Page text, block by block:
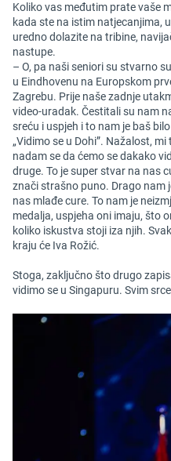
Koliko vas međutim prate vaše
kada ste na istim natjecanjima,
uredno dolazite na tribine,
nastupe.
– O, pa naši seniori su stvarno
u Eindhovenu na Europskom
Zagrebu. Prije naše zadnje
video-uradak. Čestitali su nam
sreću i uspjeh i to nam je baš
„Vidimo se u Dohi”. Nažalost,
nadam se da ćemo se dakako
druge. To je super stvar na nas
znači strašno puno. Drago nam
nas mlađe cure. To nam je
medalja, uspjeha oni imaju, što
koliko iskustva stoji iza njih.
kraju će Iva Rožić.
Stoga, zaključno što drugo
vidimo se u Singapuru. Svim